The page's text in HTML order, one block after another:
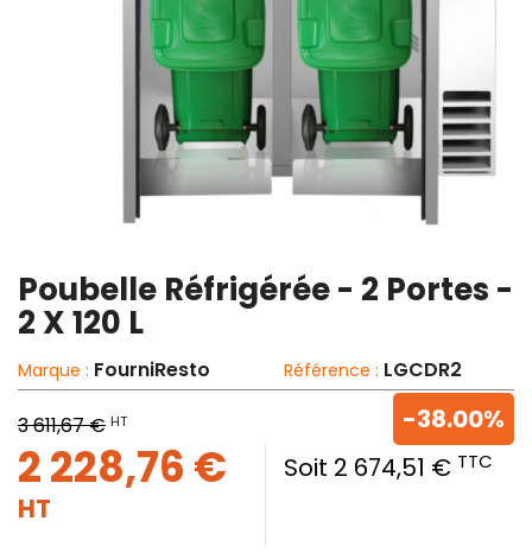
Poubelle Réfrigérée - 2 Portes -
2 X 120 L
Marque : FourniResto Référence : LGCDR2
3 611,67 € HT
2 228,76 €
HT
Soit 2 674,51 € TTC
-38.00%